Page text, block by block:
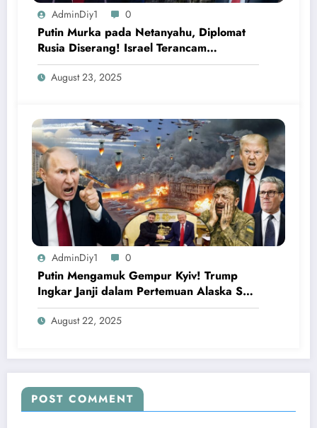
AdminDiy1 0
Putin Murka pada Netanyahu, Diplomat
Rusia Diserang! Israel Terancam
Dihancurkan Rusia
August 23, 2025
AdminDiy1 0
Putin Mengamuk Gempur Kyiv! Trump
Ingkar Janji dalam Pertemuan Alaska Soal
Ukraina
August 22, 2025
POST COMMENT